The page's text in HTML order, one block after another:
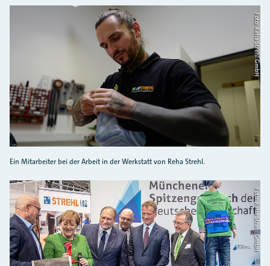
Ein Mitarbeiter bei der Arbeit in der Werkstatt von Reha Strehl.
Foto: Reha Strehl GmbH
Foto: Reha Strehl GmbH